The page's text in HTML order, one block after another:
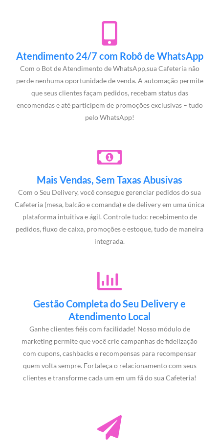
Atendimento 24/7 com Robô de WhatsApp
Com o Bot de Atendimento de WhatsApp,sua Cafeteria não
perde nenhuma oportunidade de venda. A automação permite
que seus clientes façam pedidos, recebam status das
encomendas e até participem de promoções exclusivas – tudo
pelo WhatsApp!
Mais Vendas, Sem Taxas Abusivas
Com o Seu Delivery, você consegue gerenciar pedidos do sua
Cafeteria (mesa, balcão e comanda) e de delivery em uma única
plataforma intuitiva e ágil. Controle tudo: recebimento de
pedidos, fluxo de caixa, promoções e estoque, tudo de maneira
integrada.
Gestão Completa do Seu Delivery e
Atendimento Local
Ganhe clientes fiéis com facilidade! Nosso módulo de
marketing permite que você crie campanhas de fidelização
com cupons, cashbacks e recompensas para recompensar
quem volta sempre. Fortaleça o relacionamento com seus
clientes e transforme cada um em um fã do sua Cafeteria!